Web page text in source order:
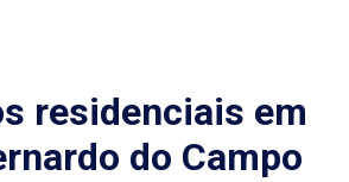
residenciais em
do Campo